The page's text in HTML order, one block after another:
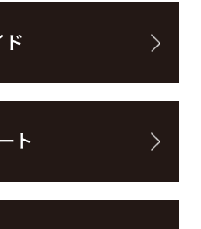
ド
ト